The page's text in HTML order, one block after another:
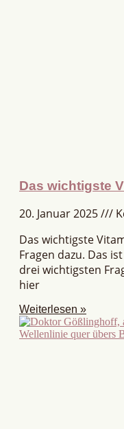
Das wichtigste
20. Januar 2025
Das wichtigste
Fragen dazu. Das
drei wichtigsten
hier
Weiterlesen »